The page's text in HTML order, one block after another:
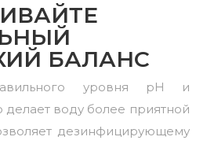
БАЛАНС
уровня рН и
делает воду более приятной
дезинфицирующему